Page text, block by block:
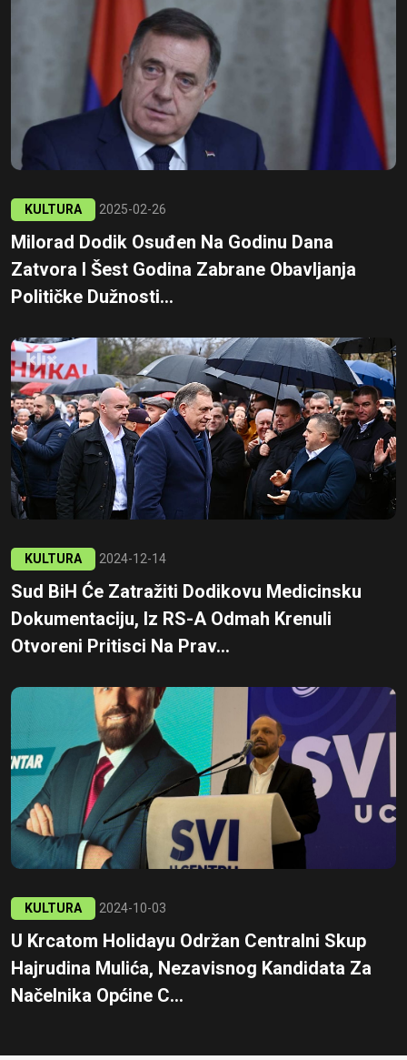
KULTURA 2025-02-26
Milorad Dodik Osuđen Na Godinu Dana
Zatvora I Šest Godina Zabrane Obavljanja
Političke Dužnosti...
KULTURA 2024-12-14
Sud BiH Će Zatražiti Dodikovu Medicinsku
Dokumentaciju, Iz RS-A Odmah Krenuli
Otvoreni Pritisci Na Prav...
KULTURA 2024-10-03
U Krcatom Holidayu Održan Centralni Skup
Hajrudina Mulića, Nezavisnog Kandidata Za
Načelnika Općine C...